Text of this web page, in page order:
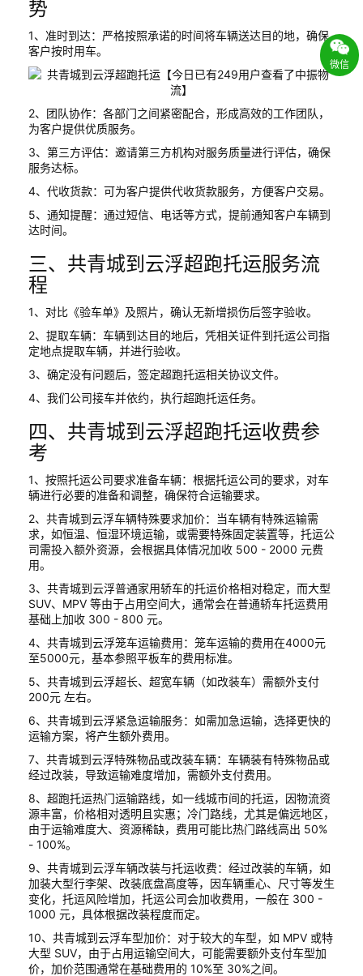
势
1、准时到达：严格按照承诺的时间将车辆送达目的地，确保
客户按时用车。
2、团队协作：各部门之间紧密配合，形成高效的工作团队，
为客户提供优质服务。
3、第三方评估：邀请第三方机构对服务质量进行评估，确保
服务达标。
4、代收货款：可为客户提供代收货款服务，方便客户交易。
5、通知提醒：通过短信、电话等方式，提前通知客户车辆到
达时间。
三、共青城到云浮超跑托运服务流
程
1、对比《验车单》及照片，确认无新增损伤后签字验收。
2、提取车辆：车辆到达目的地后，凭相关证件到托运公司指
定地点提取车辆，并进行验收。
3、确定没有问题后，签定超跑托运相关协议文件。
4、我们公司接车并依约，执行超跑托运任务。
四、共青城到云浮超跑托运收费参
考
1、按照托运公司要求准备车辆：根据托运公司的要求，对车
辆进行必要的准备和调整，确保符合运输要求。
2、共青城到云浮车辆特殊要求加价：当车辆有特殊运输需
求，如恒温、恒湿环境运输，或需要特殊固定装置等，托运公
司需投入额外资源，会根据具体情况加收 500 - 2000 元费
用。
3、共青城到云浮普通家用轿车的托运价格相对稳定，而大型
SUV、MPV 等由于占用空间大，通常会在普通轿车托运费用
基础上加收 300 - 800 元。
4、共青城到云浮笼车运输费用：笼车运输的费用在4000元
至5000元，基本参照平板车的费用标准。
5、共青城到云浮超长、超宽车辆（如改装车）需额外支付
200元 左右。
6、共青城到云浮紧急运输服务：如需加急运输，选择更快的
运输方案，将产生额外费用。
7、共青城到云浮特殊物品或改装车辆：车辆装有特殊物品或
经过改装，导致运输难度增加，需额外支付费用。
8、超跑托运热门运输路线，如一线城市间的托运，因物流资
源丰富，价格相对透明且实惠；冷门路线，尤其是偏远地区，
由于运输难度大、资源稀缺，费用可能比热门路线高出 50%
- 100%。
9、共青城到云浮车辆改装与托运收费：经过改装的车辆，如
加装大型行李架、改装底盘高度等，因车辆重心、尺寸等发生
变化，托运风险增加，托运公司会加收费用，一般在 300 -
1000 元，具体根据改装程度而定。
10、共青城到云浮车型加价：对于较大的车型，如 MPV 或特
大型 SUV，由于占用运输空间大，可能需要额外支付车型加
价，加价范围通常在基础费用的 10%至 30%之间。
微信